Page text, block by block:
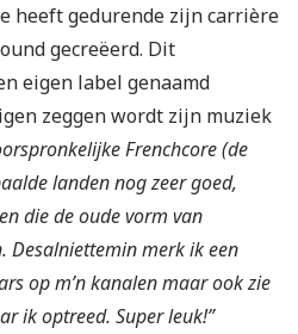
heeft gedurende zijn carrière
gecreëerd. Dit
eigen label genaamd
zeggen wordt zijn muziek
oorspronkelijke Frenchcore (de
landen nog zeer goed,
die de oude vorm van
Desalniettemin merk ik een
op m’n kanalen maar ook zie
ik optreed. Super leuk!”